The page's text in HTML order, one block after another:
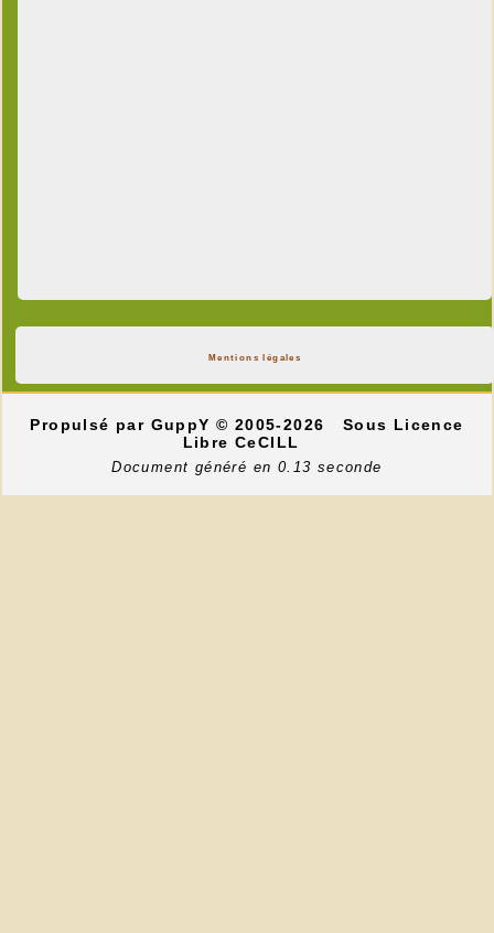
Mentions légales
Propulsé par GuppY© 2005-2026
Sous Licence
Libre CeCILL
Document généré en 0.13 seconde